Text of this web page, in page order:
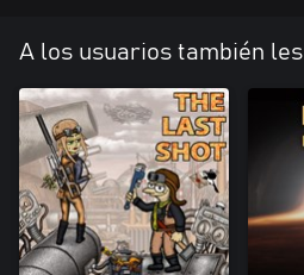
A los usuarios también